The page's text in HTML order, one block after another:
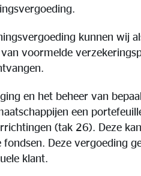
kunnen wij
voormelde
en het beheer van
een
(tak 26). Deze
fondsen. Deze vergoeding
klant.